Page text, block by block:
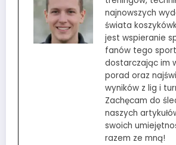
najnowszych
świata
jest wspieranie
fanów tego
dostarczając im
porad oraz
wyników z lig i
Zachęcam do
naszych
swoich
razem ze mną!